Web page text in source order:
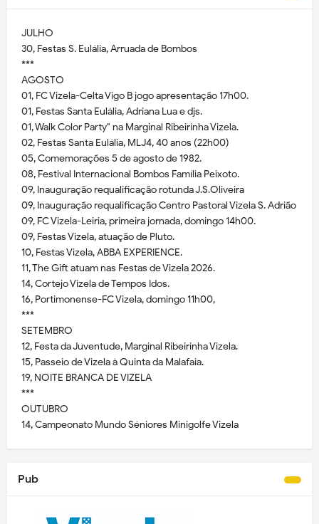
JULHO
30, Festas S. Eulália, Arruada de Bombos
***
AGOSTO
01, FC Vizela-Celta Vigo B jogo apresentação 17h00.
01, Festas Santa Eulália, Adriana Lua e djs.
01, Walk Color Party" na Marginal Ribeirinha Vizela.
02, Festas Santa Eulália, MLJ4, 40 anos (22h00)
05, Comemorações 5 de agosto de 1982.
08, Festival Internacional Bombos Família Peixoto.
09, Inauguração requalificação rotunda J.S.Oliveira
09, Inauguração requalificação Centro Pastoral Vizela S. Adrião
09, FC Vizela-Leiria, primeira jornada, domingo 14h00.
09, Festas Vizela, atuação de Pluto.
10, Festas Vizela, ABBA EXPERIENCE.
11, The Gift atuam nas Festas de Vizela 2026.
14, Cortejo Vizela de Tempos Idos.
16, Portimonense-FC Vizela, domingo 11h00,
***
SETEMBRO
12, Festa da Juventude, Marginal Ribeirinha Vizela.
15, Passeio de Vizela à Quinta da Malafaia.
19, NOITE BRANCA DE VIZELA
***
OUTUBRO
14, Campeonato Mundo Séniores Minigolfe Vizela
Pub